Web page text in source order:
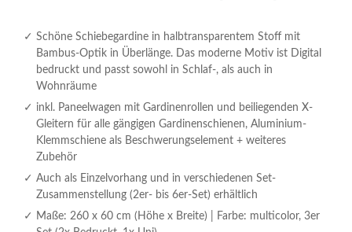
Schöne Schiebegardine in halbtransparentem Stoff mit
Bambus-Optik in Überlänge. Das moderne Motiv ist Digital
bedruckt und passt sowohl in Schlaf-, als auch in
Wohnräume
inkl. Paneelwagen mit Gardinenrollen und beiliegenden X-
Gleitern für alle gängigen Gardinenschienen, Aluminium-
Klemmschiene als Beschwerungselement + weiteres
Zubehör
Auch als Einzelvorhang und in verschiedenen Set-
Zusammenstellung (2er- bis 6er-Set) erhältlich
Maße: 260 x 60 cm (Höhe x Breite) | Farbe: multicolor, 3er